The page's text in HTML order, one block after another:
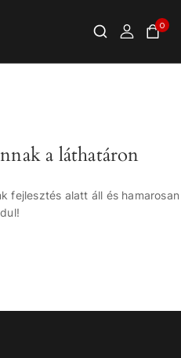
0
a láthatáron
fejlesztés alatt áll és hamarosan